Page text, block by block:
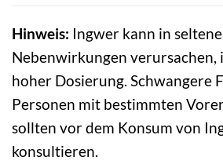
Hinweis: Ingwer kann in
Nebenwirkungen verursachen,
hoher Dosierung. Schwangere
Personen mit bestimmten
sollten vor dem Konsum von
konsultieren.